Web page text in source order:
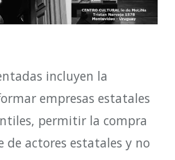
incluyen la
empresas estatales
permitir la compra
de actores estatales y no